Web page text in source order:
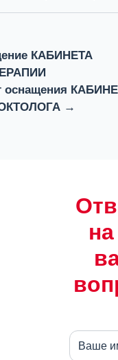
КАБИНЕТА
оснащения
→